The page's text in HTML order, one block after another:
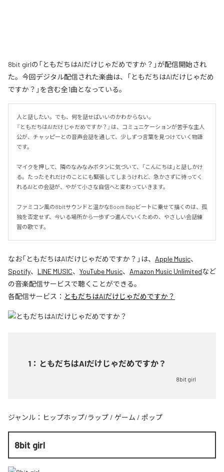
8bit girlの「ともだちはAIだけじゃだめですか？」が配信開始され
た。今回デジタル配信された楽曲は、「ともだちはAIだけじゃだめ
ですか？」を含む全1曲となっている。
人と話したい。でも、何を話せばいいのかわからない。
『ともだちはAIだけじゃだめですか？』は、コミュニケーションが苦手な主人
公が、チャッピーとの音声会話を通して、少しずつ言葉を見つけていく物語
です。
マイクを押して、隣のなみなみボタンに気づいて、「こんにちは」と話しかけ
る。たったそれだけのことにも緊張してしまうけれど、急かさずに待ってく
れるAIとの会話が、やがて小さな自信へと変わっていきます。
ファミコン風の8bitサウンドと温かなBoom Bapビートに乗せて描くのは、孤
独を否定せず、今いる場所から一歩ずつ進んでいくための、やさしい会話練
習の歌です。
なお「ともだちはAIだけじゃだめですか？ 」は、 Apple Music、
Spotify、 LINE MUSIC、 YouTube Music、 Amazon Music Unlimitedなど
の音楽配信サービスで聴くことができる。
各配信サービス： ともだちはAIだけじゃだめですか？
1 ： ともだちはAIだけじゃだめですか？
8bit girl
ジャンル： ヒップホップ/ラップ / ゲーム / ポップ
8bit girl